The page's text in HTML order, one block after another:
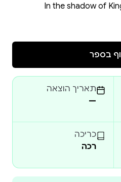
In the shadow of
fractured tribes struggle
Two men. Two
Bound by
Around them
desperate gambles:
clinging to vanished glory,
בספר
תאריך הוצאה
—
כריכה
רכה